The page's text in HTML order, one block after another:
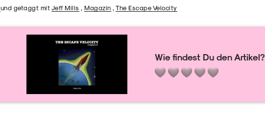
und getaggt mit Jeff Mills , Magazin , The Escape Velocity
Wie findest Du den Artikel?